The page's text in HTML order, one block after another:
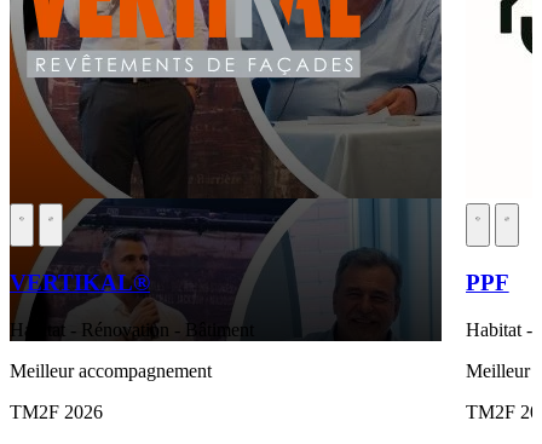
VERTIKAL®
Habitat - Rénovation - Bâtiment
Meilleur accompagnement
TM2F 2026
PPF
Habitat -
Meilleur
TM2F